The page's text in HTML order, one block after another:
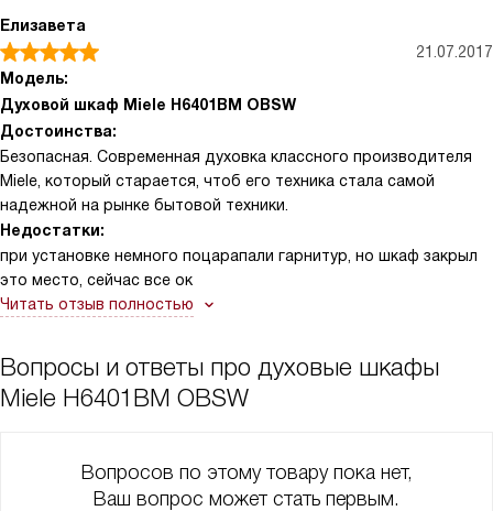
Елизавета
21.07.2017
Модель:
Духовой шкаф Miele H6401BM OBSW
Достоинства:
Безопасная. Современная духовка классного производителя
Miele, который старается, чтоб его техника стала самой
надежной на рынке бытовой техники.
Недостатки:
при установке немного поцарапали гарнитур, но шкаф закрыл
это место, сейчас все ок
Читать отзыв полностью
Вопросы и ответы про духовые шкафы
Miele H6401BM OBSW
Вопросов по этому товару пока нет,
Ваш вопрос может стать первым.